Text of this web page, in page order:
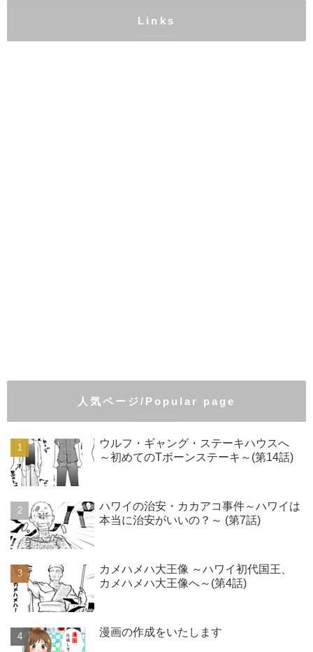
Links
人気ページ/Popular page
ウルフ・ギャング・ステーキハウスへ
～初めてのTボーンステーキ～(第14話)
ハワイの治安・カカアコ事件～ハワイは
本当に治安がいいの？～ (第7話)
カメハメハ大王像 ～ハワイ初代国王、
カメハメハ大王像へ～(第4話)
漫画の作成をいたします